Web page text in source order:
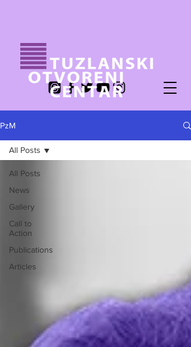
PzM
All Posts
News
Gallery
Call to
Action
Publications
Articles
All Posts